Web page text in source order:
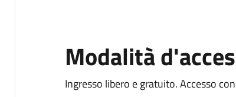
Modalità
Ingresso libero e gratuito. Accesso